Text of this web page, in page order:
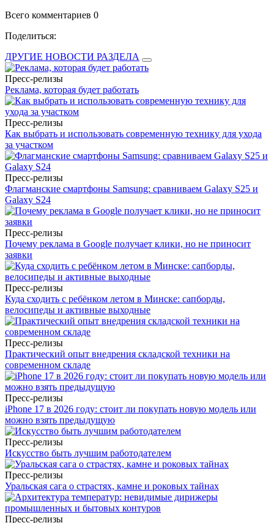
Всего комментариев 0
Поделиться:
ДРУГИЕ НОВОСТИ РАЗДЕЛА
Пресс-релизы
Реклама, которая будет работать
Пресс-релизы
Как выбрать и использовать современную технику для ухода
за участком
Пресс-релизы
Флагманские смартфоны Samsung: сравниваем Galaxy S25 и
Galaxy S24
Пресс-релизы
Почему реклама в Google получает клики, но не приносит
заявки
Пресс-релизы
Куда сходить с ребёнком летом в Минске: сапборды,
велосипеды и активные выходные
Пресс-релизы
Практический опыт внедрения складской техники на
современном складе
Пресс-релизы
iPhone 17 в 2026 году: стоит ли покупать новую модель или
можно взять предыдущую
Пресс-релизы
Искусство быть лучшим работодателем
Пресс-релизы
Уральская сага о страстях, камне и роковых тайнах
Пресс-релизы